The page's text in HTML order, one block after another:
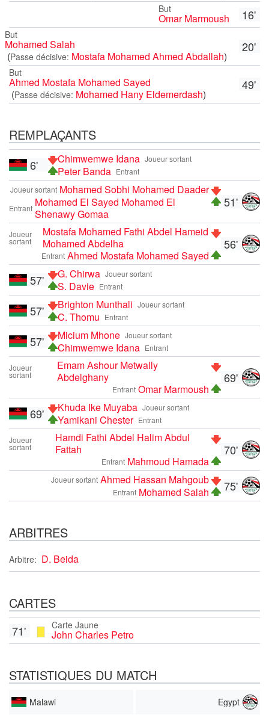
16'
But
Omar Marmoush
20'
But
Mohamed Salah
(Passe décisive: Mostafa Mohamed Ahmed Abdallah)
49'
But
Ahmed Mostafa Mohamed Sayed
(Passe décisive: Mohamed Hany Eldemerdash)
REMPLAÇANTS
Joueur sortant
Chimwemwe Idana
Entrant
Peter Banda
6'
51'
Joueur sortant Mohamed Sobhi Mohamed Daader
Entrant Mohamed El Sayed Mohamed El
Shenawy Gomaa
56'
Joueur
sortant
Mostafa Mohamed Fathi Abdel Hameid
Mohamed Abdelha
Entrant Ahmed Mostafa Mohamed Sayed
Joueur sortant
G. Chirwa
Entrant
S. Davie
57'
Joueur sortant
Brighton Munthali
Entrant
C. Thomu
57'
Joueur sortant
Micium Mhone
Entrant
Chimwemwe Idana
57'
69'
Joueur
sortant
Emam Ashour Metwally
Abdelghany
Entrant Omar Marmoush
Joueur sortant
Khuda Ike Muyaba
Entrant
Yamikani Chester
69'
70'
Joueur
sortant
Hamdi Fathi Abdel Halim Abdul
Fattah
Entrant Mahmoud Hamada
75'
Joueur sortant Ahmed Hassan Mahgoub
Entrant Mohamed Salah
ARBITRES
Arbitre: D. Beida
CARTES
Carte Jaune
John Charles Petro
71'
STATISTIQUES DU MATCH
Malawi Egypt